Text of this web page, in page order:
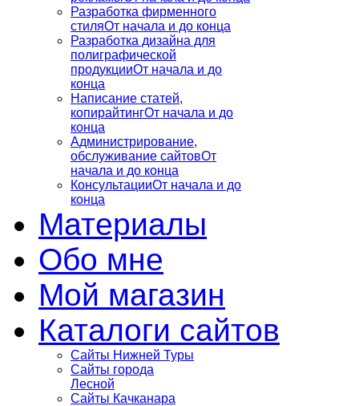
Разработка фирменного
стиляОт начала и до конца
Разработка дизайна для
полиграфической
продукцииОт начала и до
конца
Написание статей,
копирайтингОт начала и до
конца
Администрирование,
обслуживание сайтовОт
начала и до конца
КонсультацииОт начала и до
конца
Материалы
Обо мне
Мой магазин
Каталоги сайтов
Сайты Нижней Туры
Сайты города
Лесной
Сайты Качканара